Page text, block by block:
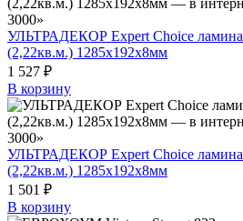
УЛЬТРАДЕКОР Expert Choice
(2,22кв.м.) 1285х192х8мм
1 527 ₽
В корзину
УЛЬТРАДЕКОР Expert Choice
(2,22кв.м.) 1285х192х8мм
1 501 ₽
В корзину